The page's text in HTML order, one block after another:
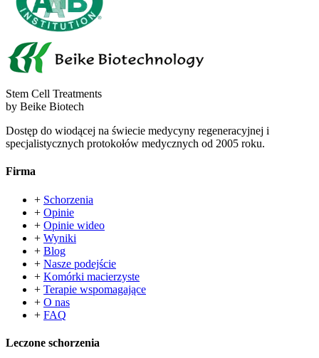
Stem Cell Treatments
by Beike Biotech
Dostęp do wiodącej na świecie medycyny regeneracyjnej i
specjalistycznych protokołów medycznych od 2005 roku.
Firma
+ Schorzenia
+ Opinie
+ Opinie wideo
+ Wyniki
+ Blog
+ Nasze podejście
+ Komórki macierzyste
+ Terapie wspomagające
+ O nas
+ FAQ
Leczone schorzenia